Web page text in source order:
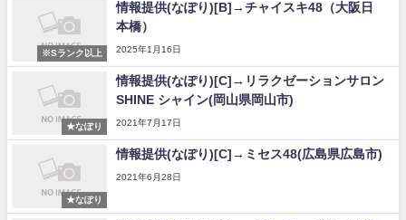
※Sランク以上
情報提供(なぽり)[B]→チャイスキ48（大阪日
本橋）
2025年1月16日
★なぽり
情報提供(なぽり)[C]→リラクゼーションサロン
SHINE シャイン(岡山県岡山市)
2021年7月17日
★なぽり
情報提供(なぽり)[C]→ミセス48(広島県広島市)
2021年6月28日